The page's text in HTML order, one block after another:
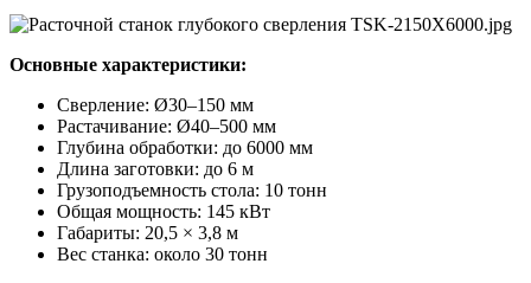
Основные характеристики:
Сверление: Ø30–150 мм
Растачивание: Ø40–500 мм
Глубина обработки: до 6000 мм
Длина заготовки: до 6 м
Грузоподъемность стола: 10 тонн
Общая мощность: 145 кВт
Габариты: 20,5 × 3,8 м
Вес станка: около 30 тонн